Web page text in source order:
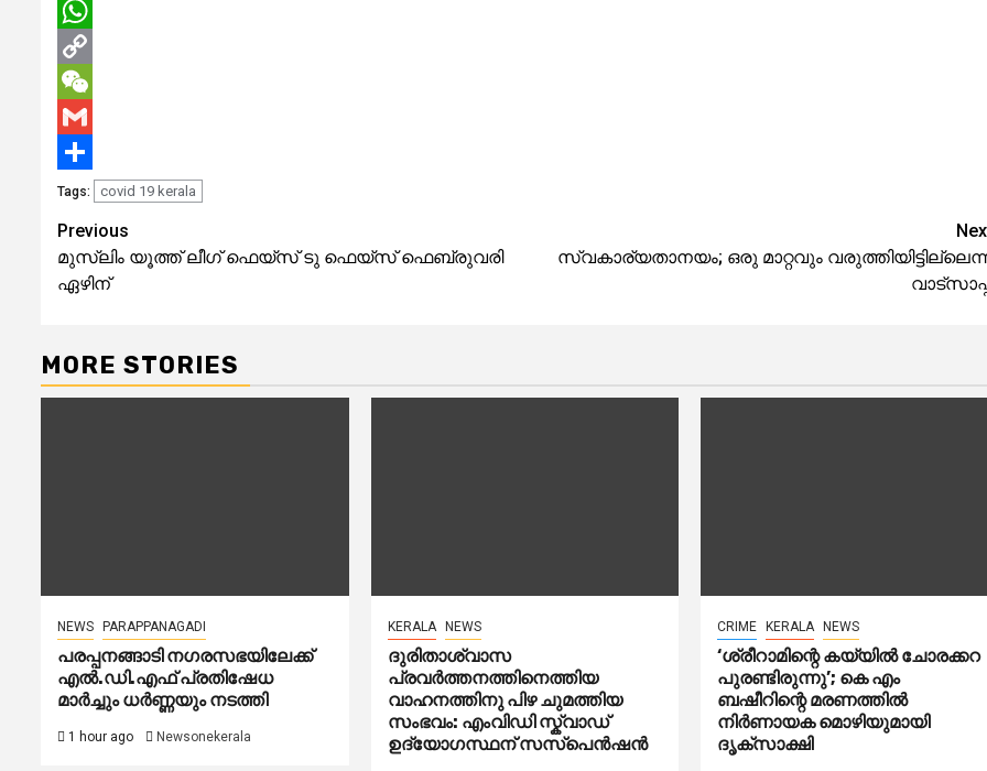
Email
WhatsApp
Copy
Link
WeChat
Gmail
Share
Tags: covid 19 kerala
Continue
Reading
Previous
മുസ്ലിം യൂത്ത് ലീഗ് ഫെയ്സ് ടു ഫെയ്സ് ഫെബ്രുവരി
ഏഴിന്
സ്വകാര്യതാനയം; ഒരു മാറ്റവും
MORE STORIES
NEWS PARAPPANAGADI
പരപ്പനങ്ങാടി നഗരസഭയിലേക്ക്
എൽ.ഡി.എഫ് പ്രതിഷേധ
മാർച്ചും ധർണ്ണയും നടത്തി
1 hour ago Newsonekerala
KERALA NEWS
ദുരിതാശ്വാസ
പ്രവർത്തനത്തിനെത്തിയ
വാഹനത്തിനു പിഴ ചുമത്തിയ
സംഭവം: എംവിഡി സ്ക്വാഡ്
ഉദ്യോഗസ്ഥന് സസ്പെൻഷൻ
CRIME KERALA NEWS
‘ശ്രീറാമിന്റെ കയ്യിൽ ചോരക്കറ
പുരണ്ടിരുന്നു’; കെ എം
ബഷീറിന്റെ മരണത്തിൽ
നിർണായക മൊഴിയുമായി
ദൃക്‌സാക്ഷി